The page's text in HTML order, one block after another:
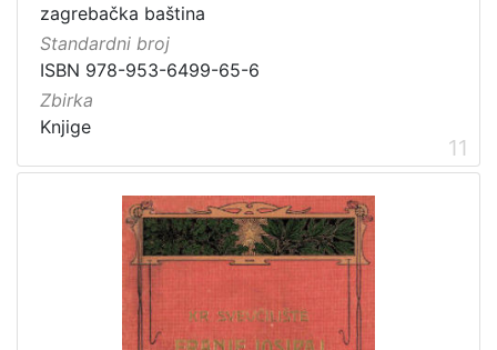
zagrebačka baština
Standardni broj
ISBN 978-953-6499-65-6
Zbirka
Knjige
11